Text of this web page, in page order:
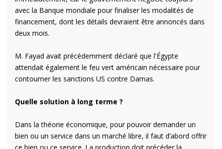
avec la Banque mondiale pour finaliser les modalités de
financement, dont les détails devraient être annoncés dans
deux mois.
M. Fayad avait précédemment déclaré que l'Égypte
attendait également le feu vert américain nécessaire pour
contourner les sanctions US contre Damas.
Quelle solution à long terme ?
Dans la théorie économique, pour pouvoir demander un
bien ou un service dans un marché libre, il faut d’abord offrir